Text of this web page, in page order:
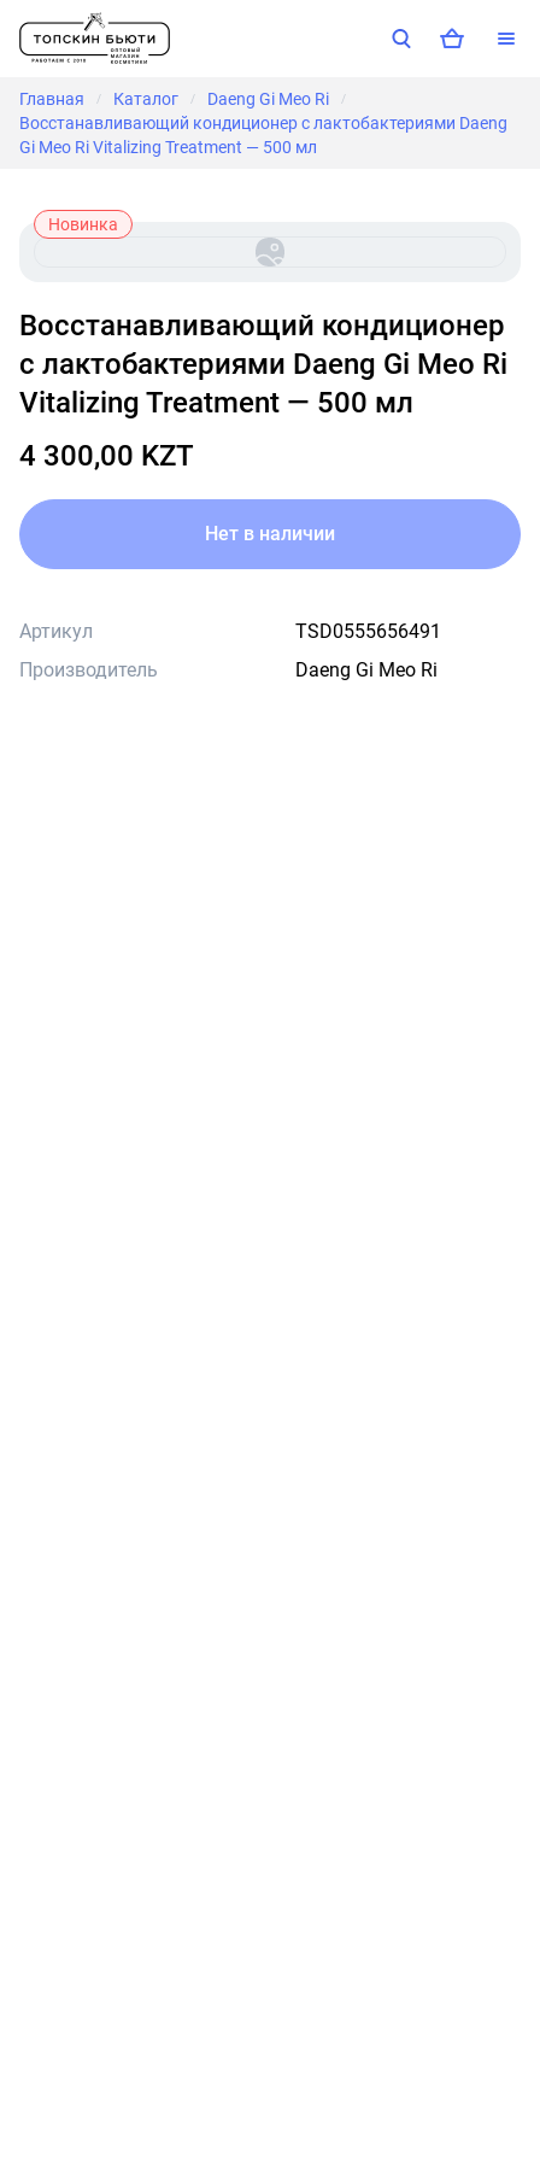
Главная / Каталог / Daeng Gi Meo Ri /
Восстанавливающий кондиционер с лактобактериями Daeng
Gi Meo Ri Vitalizing Treatment — 500 мл
Новинка
Восстанавливающий кондиционер
с лактобактериями Daeng Gi Meo Ri
Vitalizing Treatment — 500 мл
4 300,00 KZT
Нет в наличии
Артикул
TSD0555656491
Производитель
Daeng Gi Meo Ri